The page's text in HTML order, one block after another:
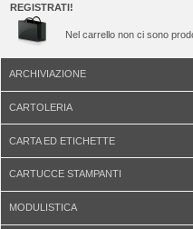
REGISTRATI!
Nel carrello non ci sono
ARCHIVIAZIONE
CARTOLERIA
CARTA ED ETICHETTE
CARTUCCE STAMPANTI
MODULISTICA